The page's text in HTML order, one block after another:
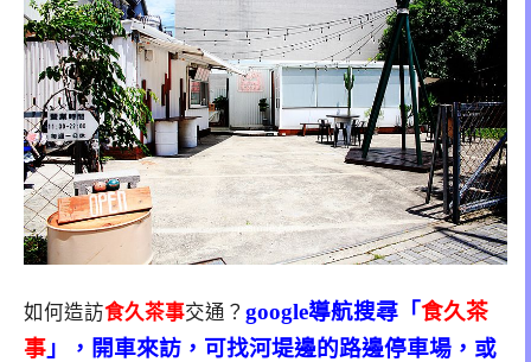
如何造訪食久茶事交通？ google導航搜尋「食久茶
事 」，開車來訪，可找河堤邊的路邊停車場，或